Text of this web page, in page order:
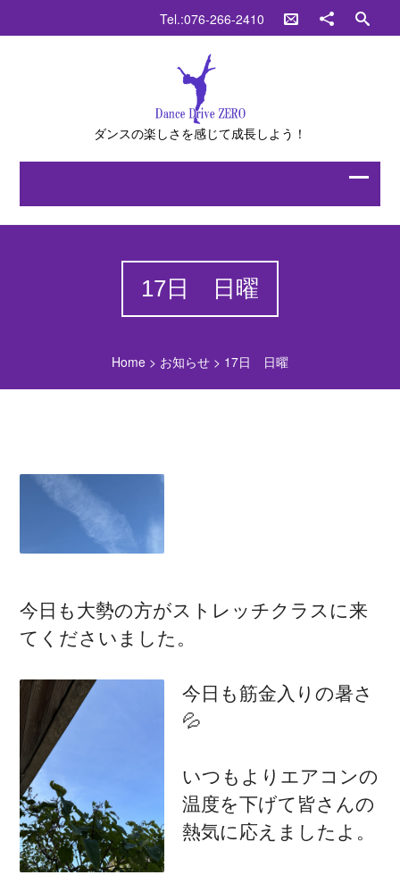
Tel.:076-266-2410
ダンスの楽しさを感じて成長しよう！
17日 日曜
Home> お知らせ> 17日 日曜
今日も大勢の方がストレッチクラスに来
てくださいました。
今日も筋金入りの暑さ
💦
いつもよりエアコンの
温度を下げて皆さんの
熱気に応えましたよ。